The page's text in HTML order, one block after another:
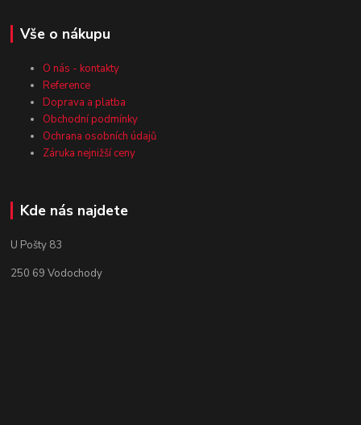
Vše o nákupu
O nás - kontakty
Reference
Doprava a platba
Obchodní podmínky
Ochrana osobních údajů
Záruka nejnižší ceny
Kde nás najdete
U Pošty 83
250 69 Vodochody